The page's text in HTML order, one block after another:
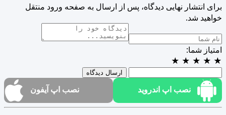
برای انتشار نهایی دیدگاه، پس از ارسال به صفحه ورود منتقل
خواهید شد.
امتیاز شما:
★
★
★
★
★
ارسال دیدگاه
نصب اپ اندروید نصب اپ آیفون